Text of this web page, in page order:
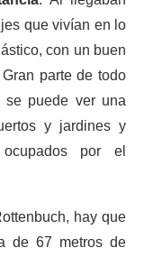
que vivían en lo
con un buen
parte de todo
puede ver una
y jardines y
por el
hay que
de 67 metros de